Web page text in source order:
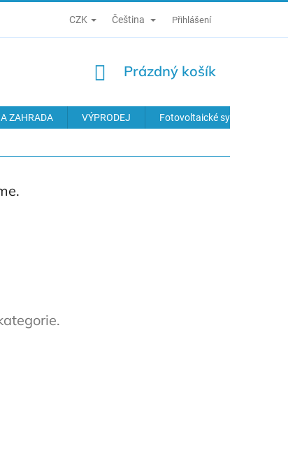
ZÁSADY ZPRACOVÁNÍ OSOBNÍCH ÚDAJŮ
CZK Čeština Přihlášení
NÁKUPNÍ
Prázdný košík
ZAHRADA VÝPRODEJ Fotovoltaické systémy